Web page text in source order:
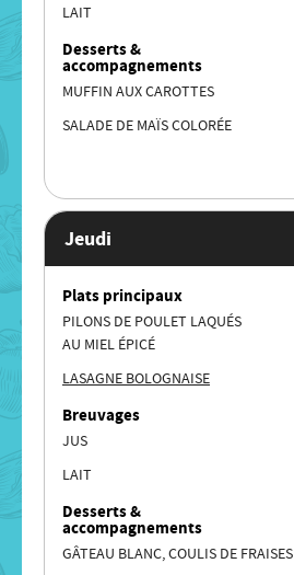
LAIT
Desserts &
accompagnements
MUFFIN AUX CAROTTES
SALADE DE MAÏS COLORÉE
Jeudi
Plats principaux
PILONS DE POULET LAQUÉS
AU MIEL ÉPICÉ
LASAGNE BOLOGNAISE
Breuvages
JUS
LAIT
Desserts &
accompagnements
GÂTEAU BLANC, COULIS DE FRAISES